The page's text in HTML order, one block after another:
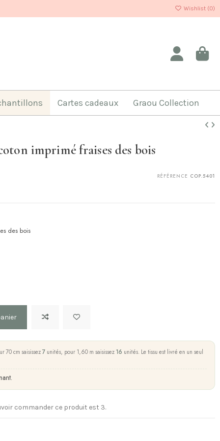
Wishlist (0)
Cartes cadeaux Graou Collection
imprimé fraises des bois
RÉFÉRENCE COP.5401
des bois
70 cm saisissez7unités, pour 1,60 m saisissez16 unités. Le tissu est livré en un seul
commander ce produit est 3.